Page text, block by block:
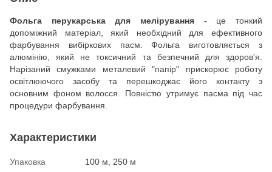
Фольга перукарська для мелірування - це тонкий
допоміжний матеріал, який необхідний для ефективного
фарбування вибіркових пасм. Фольга виготовляється з
алюмінію, який не токсичний та безпечний для здоров'я.
Нарізаний смужками металевий "папір" прискорює роботу
освітлюючого засобу та перешкоджає його контакту з
основним фоном волосся. Повністю утримує пасма під час
процедури фарбування.
Характеристики
Упаковка
100 м, 250 м